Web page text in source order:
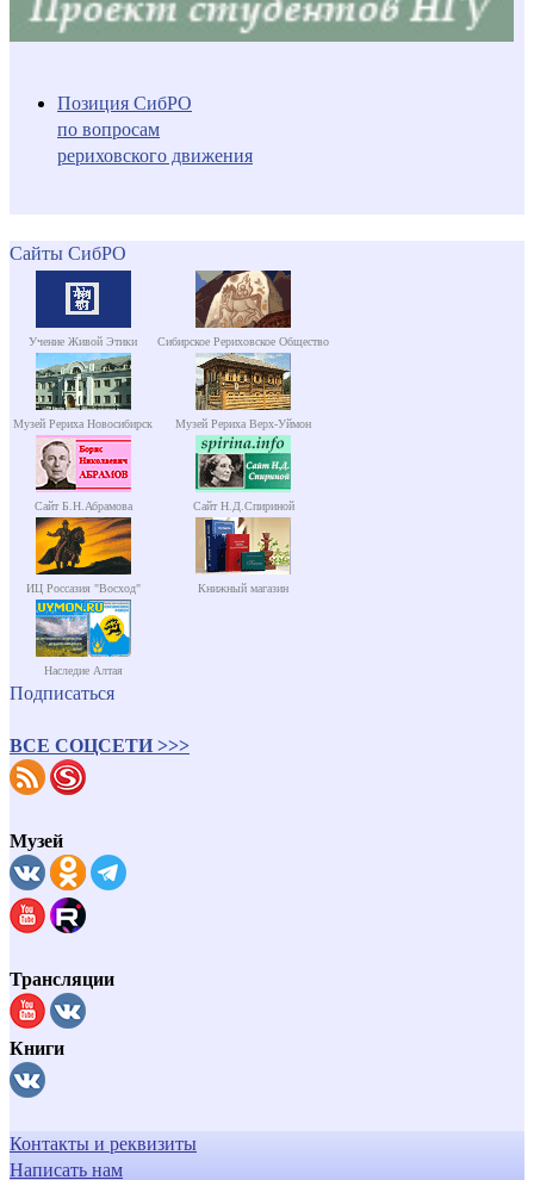
Позиция СибРО
по вопросам
рериховского движения
Сайты СибРО
Учение Живой Этики Сибирское Рериховское Общество
Музей Рериха Новосибирск Музей Рериха Верх-Уймон
Сайт Б.Н.Абрамова Сайт Н.Д.Спириной
ИЦ Россазия "Восход" Книжный магазин
Наследие Алтая
Подписаться
ВСЕ СОЦСЕТИ >>>
Музей
Трансляции
Книги
Контакты и реквизиты
Написать нам